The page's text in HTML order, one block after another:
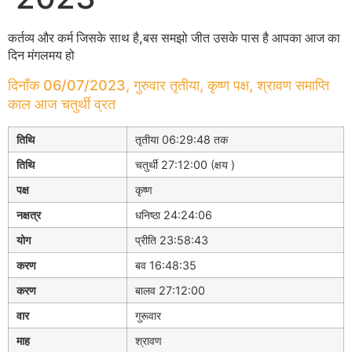
कर्तव्य और कर्म जिसके साथ है,बस समझो जीत उसके पास है आपका आज का
दिन मंगलमय हो
दिनाँक 06/07/2023, गुरुवार तृतीया, कृष्ण पक्ष, श्रावण समाप्ति
काल आज चतुर्थी व्रत
तिथि
तृतीया 06:29:48 तक
तिथि
चतुर्थी 27:12:00 (क्षय )
पक्ष
कृष्ण
नक्षत्र
धनिष्ठा 24:24:06
योग
प्रीति 23:58:43
करण
बव 16:48:35
करण
बालव 27:12:00
वार
गुरूवार
माह
श्रावण